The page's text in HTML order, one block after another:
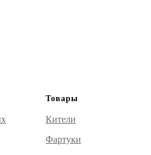
Товары
Кители
Фартуки